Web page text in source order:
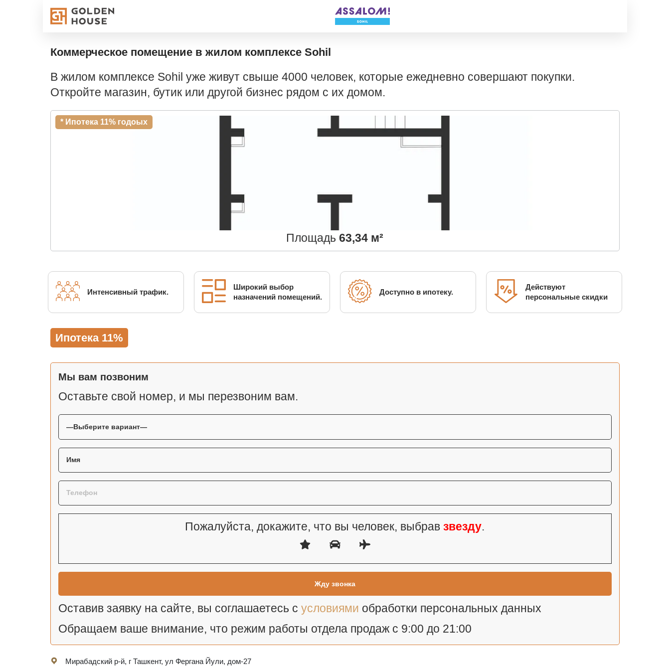
Коммерческое помещение в жилом комплексе Sohil
В жилом комплексе Sohil уже живут свыше 4000 человек, которые ежедневно совершают покупки.
Откройте магазин, бутик или другой бизнес рядом с их домом.
Площадь63,34 м²
Интенсивный трафик.
Широкий выбор
назначений помещений.
Доступно в ипотеку.
Действуют
персональные скидки
Ипотека 11%
Мы вам позвоним
Оставьте свой номер, и мы перезвоним вам.
Пожалуйста, докажите, что вы человек, выбрав звезду.
Оставив заявку на сайте, вы соглашаетесь с условиями обработки персональных данных
Обращаем ваше внимание, что режим работы отдела продаж с 9:00 до 21:00
Мирабадский р-й, г Ташкент, ул Фергана Йули, дом-27